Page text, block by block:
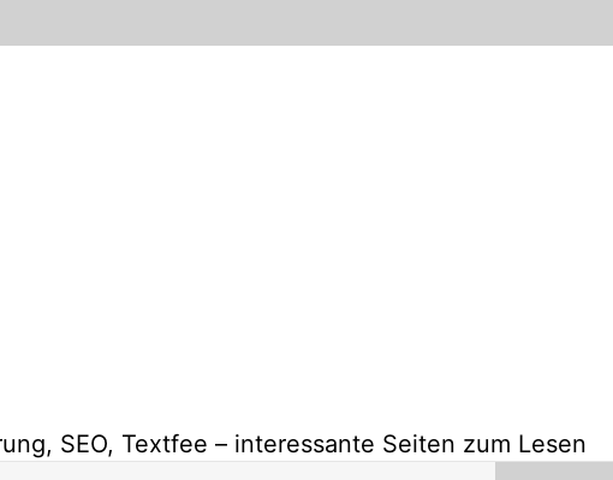
SEO, Textfee – interessante Seiten zum Lesen